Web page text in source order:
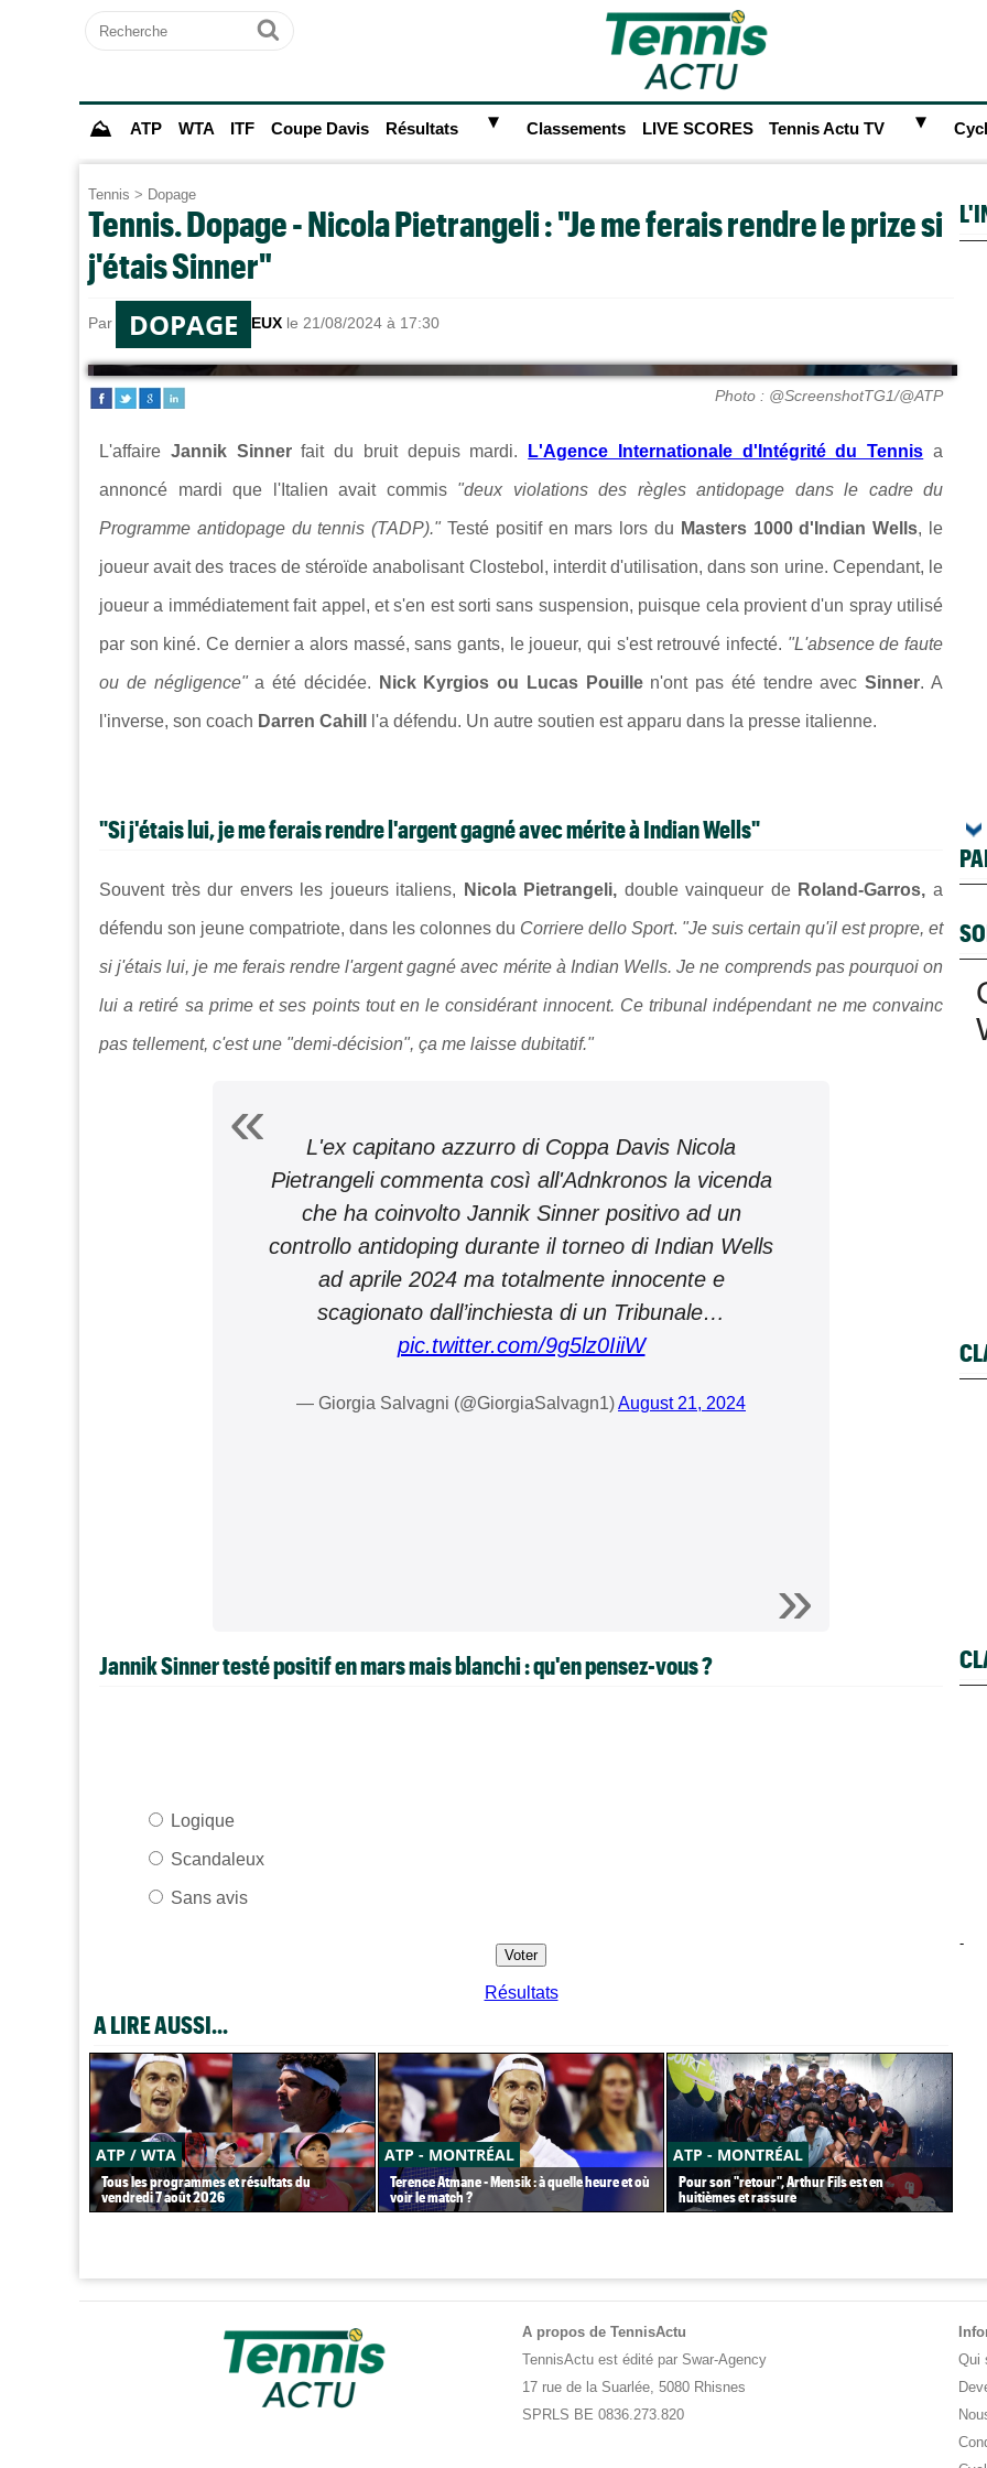
Recherche
Ok
⛰ ATP WTA ITF Coupe Davis Résultats ► Classements LIVE SCORES Tennis Actu TV ►
Tennis > Dopage
Tennis. Dopage - Nicola Pietrangeli : "Je me ferais rendre le prize si
j'étais Sinner"
Par Alexandre HERCHEUX le 21/08/2024 à 17:30
DOPAGE
Photo : @ScreenshotTG1/@ATP
L'affaire Jannik Sinnerfait du bruit depuis mardi. L'Agence Internationale d'Intégrité du Tennis a
annoncé mardi que l'Italien avait commis "deux violations des règles antidopage dans le cadre du
Programme antidopage du tennis (TADP)." Testé positif en mars lors du Masters 1000 d'Indian Wells, le
joueur avait des traces de stéroïde anabolisant Clostebol, interdit d'utilisation, dans son urine. Cependant, le
joueur a immédiatement fait appel, et s'en est sorti sans suspension, puisque cela provient d'un spray utilisé
par son kiné. Ce dernier a alors massé, sans gants, le joueur, qui s'est retrouvé infecté. "L'absence de faute
ou de négligence"a été décidée. Nick Kyrgios ou Lucas Pouille n'ont pas été tendre avecSinner. A
l'inverse, son coach Darren Cahill l'a défendu. Un autre soutien est apparu dans la presse italienne.
"Si j'étais lui, je me ferais rendre l'argent gagné avec mérite à Indian Wells"
Souvent très dur envers les joueurs italiens, Nicola Pietrangeli, double vainqueur de Roland-Garros,a
défendu son jeune compatriote, dans les colonnes du Corriere dello Sport. "Je suis certain qu'il est propre, et
si j'étais lui, je me ferais rendre l'argent gagné avec mérite à Indian Wells. Je ne comprends pas pourquoi on
lui a retiré sa prime et ses points tout en le considérant innocent. Ce tribunal indépendant ne me convainc
pas tellement, c'est une "demi-décision", ça me laisse dubitatif."
L'ex capitano azzurro di Coppa Davis Nicola
Pietrangeli commenta così all'Adnkronos la vicenda
che ha coinvolto Jannik Sinner positivo ad un
controllo antidoping durante il torneo di Indian Wells
ad aprile 2024 ma totalmente innocente e
scagionato dall’inchiesta di un Tribunale…
pic.twitter.com/9g5lz0IiiW
— Giorgia Salvagni (@GiorgiaSalvagn1)August 21, 2024
Jannik Sinner testé positif en mars mais blanchi : qu'en pensez-vous ?
Logique
Scandaleux
Sans avis
Résultats
A LIRE AUSSI...
ATP / WTA
Tous les programmes et résultats du
vendredi 7 août 2026
ATP - MONTRÉAL
Terence Atmane - Mensik : à quelle heure et où
voir le match ?
ATP - MONTRÉAL
Pour son "retour", Arthur Fils est en
huitièmes et rassure
-
A propos de TennisActu
TennisActu est édité par Swar-Agency
17 rue de la Suarlée, 5080 Rhisnes
SPRLS BE 0836.273.820
Qui